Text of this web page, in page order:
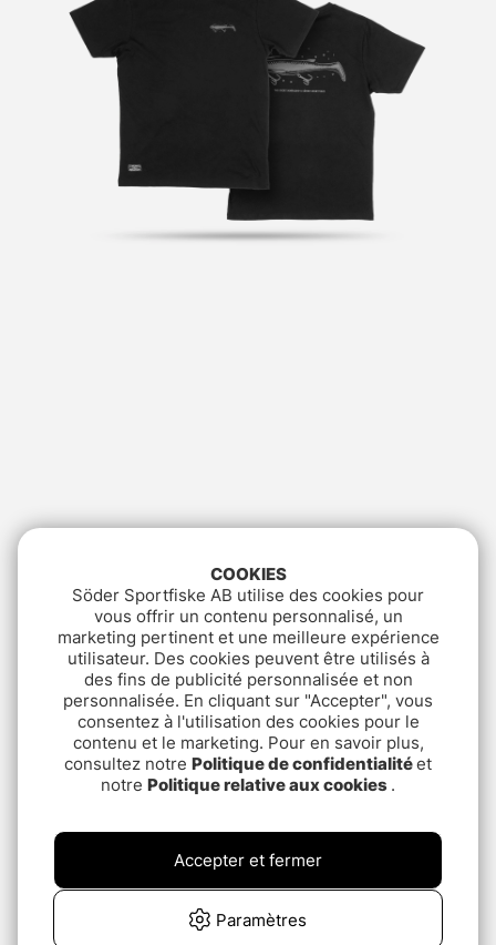
COOKIES
Söder Sportfiske AB utilise des cookies pour
vous offrir un contenu personnalisé, un
marketing pertinent et une meilleure expérience
utilisateur. Des cookies peuvent être utilisés à
des fins de publicité personnalisée et non
personnalisée. En cliquant sur "Accepter", vous
consentez à l'utilisation des cookies pour le
contenu et le marketing. Pour en savoir plus,
consultez notre Politique de confidentialitéet
notre Politique relative aux cookies .
Paramètres
Accepter et fermer